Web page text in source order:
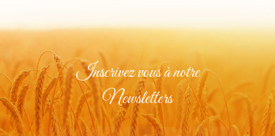
Inscrivez vous à notre
Newsletters